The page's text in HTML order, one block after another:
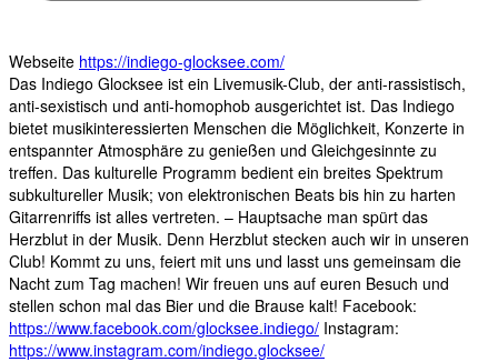
Webseite https://indiego-glocksee.com/
Das Indiego Glocksee ist ein Livemusik-Club, der anti-rassistisch,
anti-sexistisch und anti-homophob ausgerichtet ist. Das Indiego
bietet musikinteressierten Menschen die Möglichkeit, Konzerte in
entspannter Atmosphäre zu genießen und Gleichgesinnte zu
treffen. Das kulturelle Programm bedient ein breites Spektrum
subkultureller Musik; von elektronischen Beats bis hin zu harten
Gitarrenriffs ist alles vertreten. – Hauptsache man spürt das
Herzblut in der Musik. Denn Herzblut stecken auch wir in unseren
Club! Kommt zu uns, feiert mit uns und lasst uns gemeinsam die
Nacht zum Tag machen! Wir freuen uns auf euren Besuch und
stellen schon mal das Bier und die Brause kalt! Facebook:
https://www.facebook.com/glocksee.indiego/ Instagram:
https://www.instagram.com/indiego.glocksee/